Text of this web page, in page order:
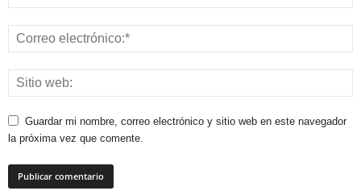
Guardar mi nombre, correo electrónico y sitio web en este navegador
la próxima vez que comente.